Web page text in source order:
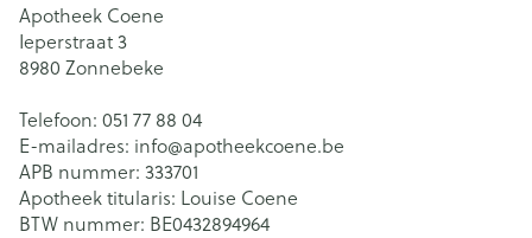
Apotheek Coene
Ieperstraat 3
8980 Zonnebeke
Telefoon: 051 77 88 04
E-mailadres: info@apotheekcoene.be
APB nummer: 333701
Apotheek titularis: Louise Coene
BTW nummer: BE0432894964